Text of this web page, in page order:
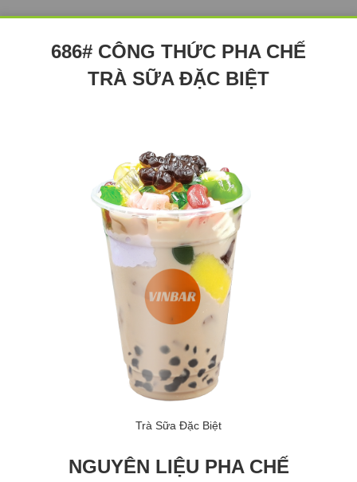
686# CÔNG THỨC PHA CHẾ
TRÀ SỮA ĐẶC BIỆT
Trà Sữa Đặc Biệt
NGUYÊN LIỆU PHA CHẾ